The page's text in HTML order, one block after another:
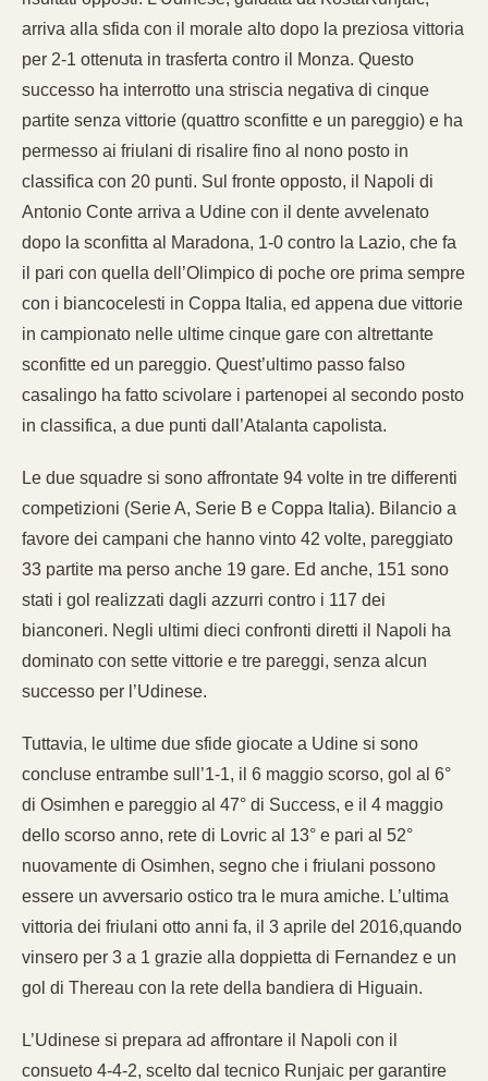
arriva alla sfida con il morale alto dopo la preziosa vittoria
per 2-1 ottenuta in trasferta contro il Monza. Questo
successo ha interrotto una striscia negativa di cinque
partite senza vittorie (quattro sconfitte e un pareggio) e ha
permesso ai friulani di risalire fino al nono posto in
classifica con 20 punti. Sul fronte opposto, il Napoli di
Antonio Conte arriva a Udine con il dente avvelenato
dopo la sconfitta al Maradona, 1-0 contro la Lazio, che fa
il pari con quella dell’Olimpico di poche ore prima sempre
con i biancocelesti in Coppa Italia, ed appena due vittorie
in campionato nelle ultime cinque gare con altrettante
sconfitte ed un pareggio. Quest’ultimo passo falso
casalingo ha fatto scivolare i partenopei al secondo posto
in classifica, a due punti dall’Atalanta capolista.
Le due squadre si sono affrontate 94 volte in tre differenti
competizioni (Serie A, Serie B e Coppa Italia). Bilancio a
favore dei campani che hanno vinto 42 volte, pareggiato
33 partite ma perso anche 19 gare. Ed anche, 151 sono
stati i gol realizzati dagli azzurri contro i 117 dei
bianconeri. Negli ultimi dieci confronti diretti il Napoli ha
dominato con sette vittorie e tre pareggi, senza alcun
successo per l’Udinese.
Tuttavia, le ultime due sfide giocate a Udine si sono
concluse entrambe sull’1-1, il 6 maggio scorso, gol al 6°
di Osimhen e pareggio al 47° di Success, e il 4 maggio
dello scorso anno, rete di Lovric al 13° e pari al 52°
nuovamente di Osimhen, segno che i friulani possono
essere un avversario ostico tra le mura amiche. L’ultima
vittoria dei friulani otto anni fa, il 3 aprile del 2016,quando
vinsero per 3 a 1 grazie alla doppietta di Fernandez e un
gol di Thereau con la rete della bandiera di Higuain.
L’Udinese si prepara ad affrontare il Napoli con il
consueto 4-4-2, scelto dal tecnico Runjaic per garantire